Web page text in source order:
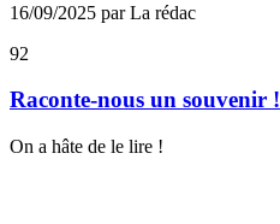
16/09/2025 par La rédac
92
Raconte-nous un souvenir !
On a hâte de le lire !